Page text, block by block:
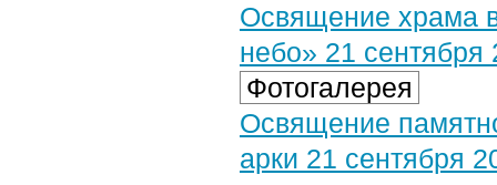
Освящение храма
небо» 21 сентября
Фотогалерея
Освящение
арки 21 сентября